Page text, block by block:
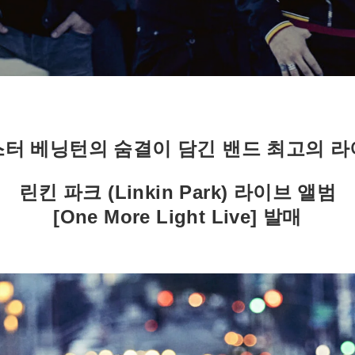
터 베닝턴의 숨결이 담긴 밴드 최고의 라
린킨 파크 (Linkin Park) 라이브 앨범
[One More Light Live] 발매